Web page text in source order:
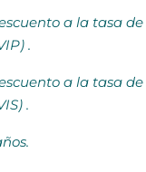
a la tasa
.
a la tasa
.